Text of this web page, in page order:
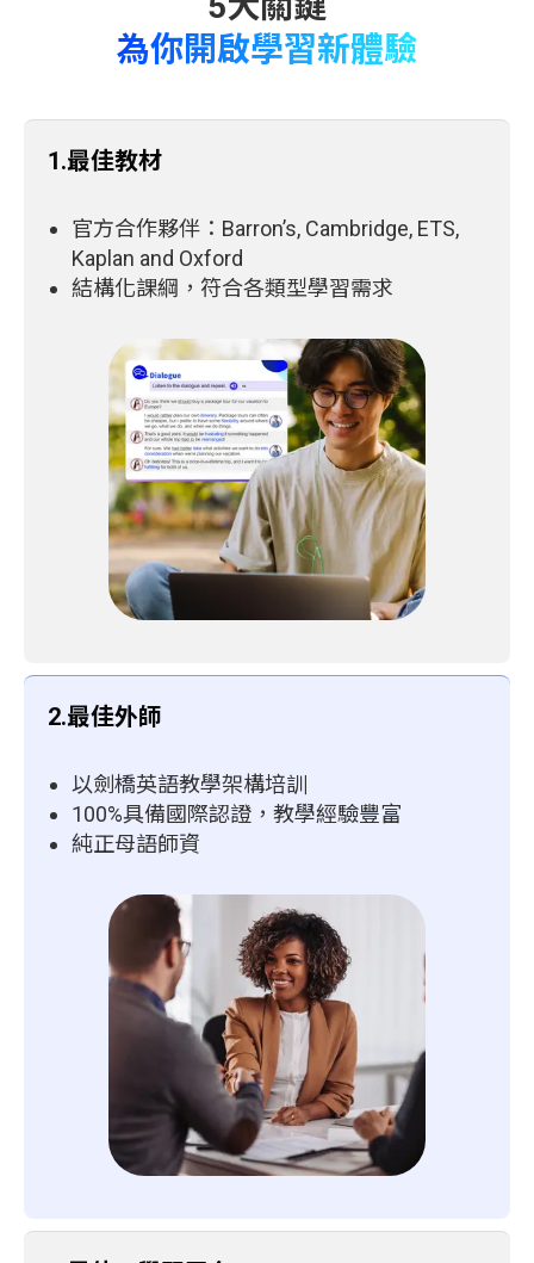
為你開啟學習新體驗
1.最佳教材
官方合作夥伴：Barron’s, Cambridge, ETS,
Kaplan and Oxford
結構化課綱，符合各類型學習需求
2.最佳外師
以劍橋英語教學架構培訓
100%具備國際認證，教學經驗豐富
純正母語師資